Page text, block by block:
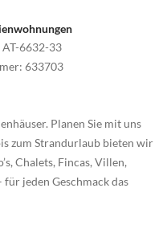
AT-6632-33
: 633703
Planen Sie mit uns
zum Strandurlaub bieten wir
Chalets, Fincas, Villen,
jeden Geschmack das